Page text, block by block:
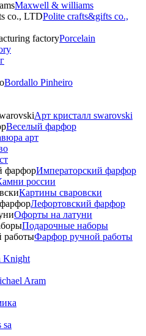
Maxwell & williams
Polite crafts&gifts co.,
Porcelain
Bordallo Pinheiro
Арт кристалл swarovski
Веселый фарфор
арт
Императорский фарфор
россии
Картины сваровски
Лефортовский фарфор
Офорты на латуни
Подарочные наборы
Фарфор ручной работы
Knight
Aram
sa